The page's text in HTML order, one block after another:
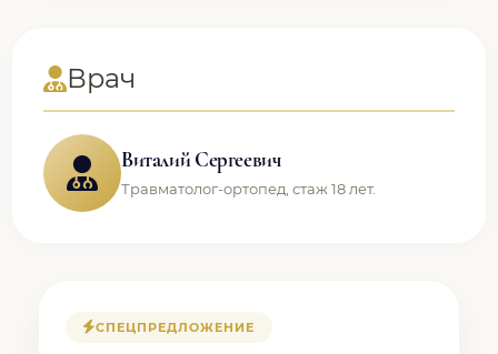
Врач
Виталий Сергеевич
Травматолог-ортопед, стаж 18 лет.
СПЕЦПРЕДЛОЖЕНИЕ